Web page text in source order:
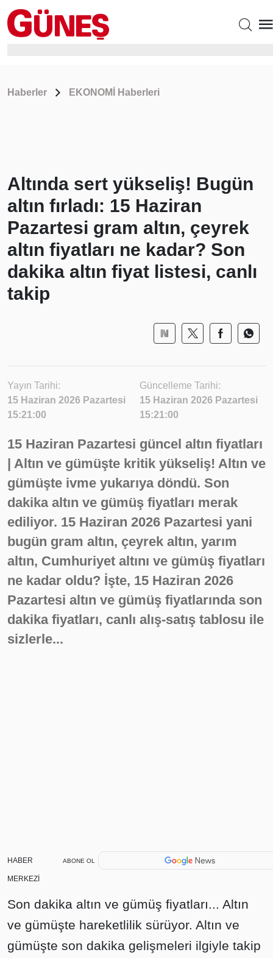
Haberler EKONOMİ Haberleri
Altında sert yükseliş! Bugün
altın fırladı: 15 Haziran
Pazartesi gram altın, çeyrek
altın fiyatları ne kadar? Son
dakika altın fiyat listesi, canlı
takip
Yayın Tarihi:
15 Haziran 2026 Pazartesi
15:21:00
Güncelleme Tarihi:
15 Haziran 2026 Pazartesi
15:21:00
15 Haziran Pazartesi güncel altın fiyatları
| Altın ve gümüşte kritik yükseliş! Altın ve
gümüşte ivme yukarıya döndü. Son
dakika altın ve gümüş fiyatları merak
ediliyor. 15 Haziran 2026 Pazartesi yani
bugün gram altın, çeyrek altın, yarım
altın, Cumhuriyet altını ve gümüş fiyatları
ne kadar oldu? İşte, 15 Haziran 2026
Pazartesi altın ve gümüş fiyatlarında son
dakika fiyatları, canlı alış-satış tablosu ile
sizlerle...
HABER
MERKEZİ
ABONE OL
Son dakika altın ve gümüş fiyatları... Altın
ve gümüşte hareketlilik sürüyor. Altın ve
gümüşte son dakika gelişmeleri ilgiyle takip